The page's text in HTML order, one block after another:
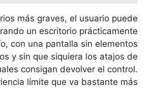
más graves, el usuario puede
un escritorio prácticamente
con una pantalla sin elementos
y sin que siquiera los atajos de
consigan devolver el control.
límite que va bastante más